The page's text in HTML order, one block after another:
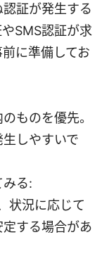
証が発生する
SMS認証が求
に準備してお
ものを優先。
しやすいで
みる:
状況に応じて
する場合があ